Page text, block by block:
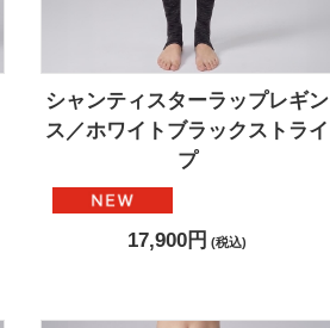
シャンティスターラップレギン
ス／ホワイトブラックストライ
プ
17,900円 (税込)